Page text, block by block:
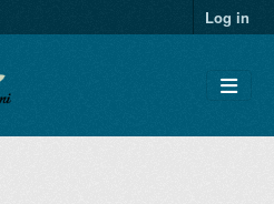
Log in